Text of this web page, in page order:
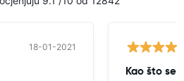
18-01-2021
Kao što se